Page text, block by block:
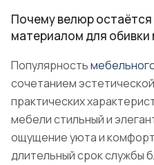
Почему велюр
материалом для обивки
Популярность
сочетанием
практических
мебели стильный и
ощущение уюта и
длительный срок службы